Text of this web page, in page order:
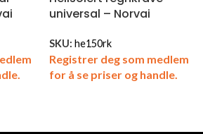
universal – Norvai
SKU: he150rk
Registrer deg som medlem
for å se priser og handle.